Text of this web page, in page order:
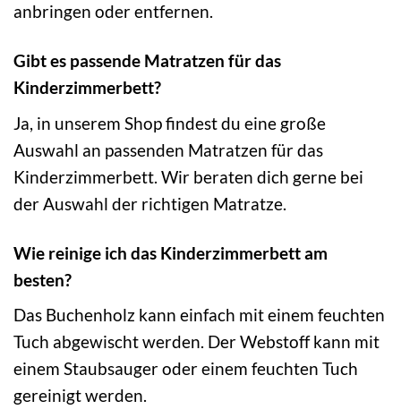
anbringen oder entfernen.
Gibt es passende Matratzen für das
Kinderzimmerbett?
Ja, in unserem Shop findest du eine große
Auswahl an passenden Matratzen für das
Kinderzimmerbett. Wir beraten dich gerne bei
der Auswahl der richtigen Matratze.
Wie reinige ich das Kinderzimmerbett am
besten?
Das Buchenholz kann einfach mit einem feuchten
Tuch abgewischt werden. Der Webstoff kann mit
einem Staubsauger oder einem feuchten Tuch
gereinigt werden.